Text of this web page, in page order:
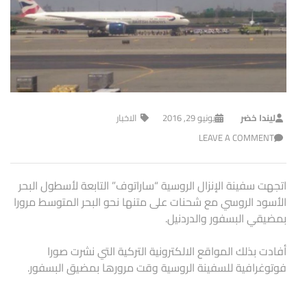
ليندا خضر يونيو 29, 2016
الاخبار
LEAVE A COMMENT
اتجهت سفينة الإنزال الروسية “ساراتوف” التابعة لأسطول البحر
الأسود الروسي مع شحنات على متنها نحو البحر المتوسط مرورا
بمضيقي البسفور والدردنيل.
أفادت بذلك المواقع الالكترونية التركية التي نشرت صورا
فوتوغرافية للسفينة الروسية وقت مرورها بمضيق البسفور.